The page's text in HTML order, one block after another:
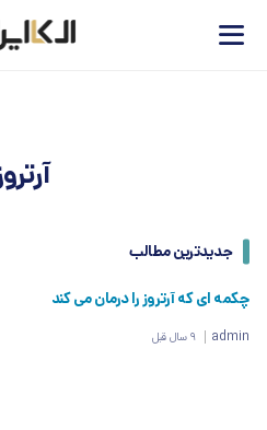
جدیدترین مطالب
چکمه ای که آرتروز را درمان می کند
admin 9 سال قبل